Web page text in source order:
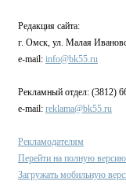
Редакция сайта:
г. Омск, ул. Малая
e-mail: info@bk55.ru
Рекламный отдел: (3812)
e-mail: reklama@bk55.ru
Рекламодателям
Перейти на полную версию
Загружать мобильную